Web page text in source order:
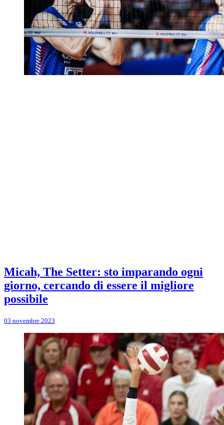
Micah, The Setter: sto imparando ogni
giorno, cercando di essere il migliore
possibile
03 novembre 2023